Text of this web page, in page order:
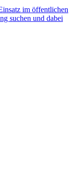
im öffentlichen
suchen und dabei